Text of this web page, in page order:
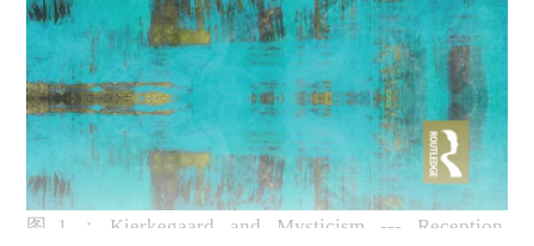
图 1：Kierkegaard and Mysticism --- Reception,